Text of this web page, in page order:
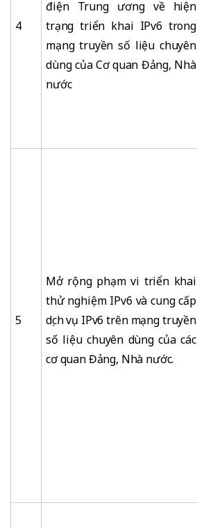
4
điện Trung ương về hiện
trạng triển khai IPv6 trong
mạng truyền số liệu chuyên
dùng của Cơ quan Đảng, Nhà
nước
5
Mở rộng phạm vi triển khai
thử nghiệm IPv6 và cung cấp
dịch vụ IPv6 trên mạng truyền
số liệu chuyên dùng của các
cơ quan Đảng, Nhà nước.